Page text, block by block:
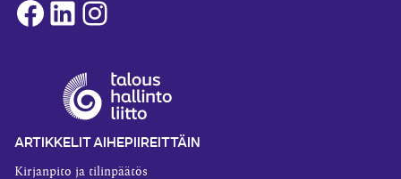
Facebook
LinkedInInstagram
ARTIKKELIT AIHEPIIREITTÄIN
Kirjanpito ja tilinpäätös